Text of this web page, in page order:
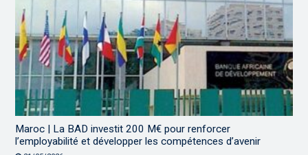
Maroc | La BAD investit 200 M€ pour renforcer
l’employabilité et développer les compétences d’avenir